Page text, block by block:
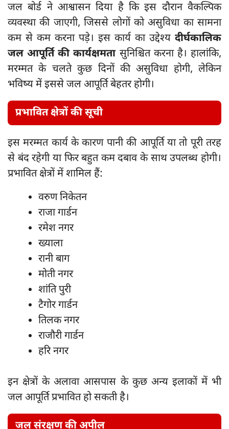
जल बोर्ड ने आश्वासन दिया है कि इस दौरान वैकल्पिक
व्यवस्था की जाएगी, जिससे लोगों को असुविधा का सामना
कम से कम करना पड़े। इस कार्य का उद्देश्य दीर्घकालिक
जल आपूर्ति की कार्यक्षमतासुनिश्चित करना है। हालांकि,
मरम्मत के चलते कुछ दिनों की असुविधा होगी, लेकिन
भविष्य में इससे जल आपूर्ति बेहतर होगी।
प्रभावित क्षेत्रों की सूची
इस मरम्मत कार्य के कारण पानी की आपूर्ति या तो पूरी तरह
से बंद रहेगी या फिर बहुत कम दबाव के साथ उपलब्ध होगी।
प्रभावित क्षेत्रों में शामिल हैं:
वरुण निकेतन
राजा गार्डन
रमेश नगर
ख्याला
रानी बाग
मोती नगर
शांति पुरी
टैगोर गार्डन
तिलक नगर
राजौरी गार्डन
हरि नगर
इन क्षेत्रों के अलावा आसपास के कुछ अन्य इलाकों में भी
जल आपूर्ति प्रभावित हो सकती है।
जल संरक्षण की अपील